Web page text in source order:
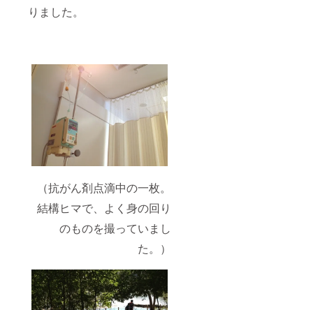
りました。
（抗がん剤点滴中の一枚。
結構ヒマで、よく身の回り
のものを撮っていまし
た。）